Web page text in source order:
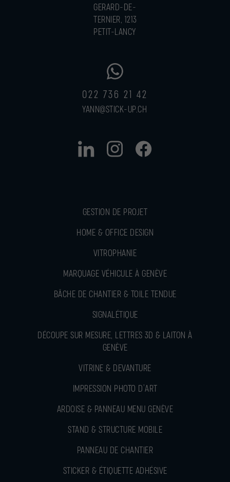
GERARD-DE-
TERNIER, 1213
PETIT-LANCY
022 736 21 42
YANN@STICK-UP.CH
GESTION DE PROJET
HOME & OFFICE DESIGN
VITROPHANIE
MARQUAGE VÉHICULE À GENÈVE
BÂCHE DE CHANTIER & TOILE TENDUE
SIGNALÉTIQUE
DÉCOUPE SUR MESURE, LETTRES 3D & LAITON À
GENÈVE
VITRINE & DEVANTURE
IMPRESSION PHOTO D’ART
ARDOISE & PANNEAU MENU GENÈVE
STAND & STRUCTURE MOBILE
PANNEAU DE CHANTIER
STICKER & ÉTIQUETTE ADHÉSIVE